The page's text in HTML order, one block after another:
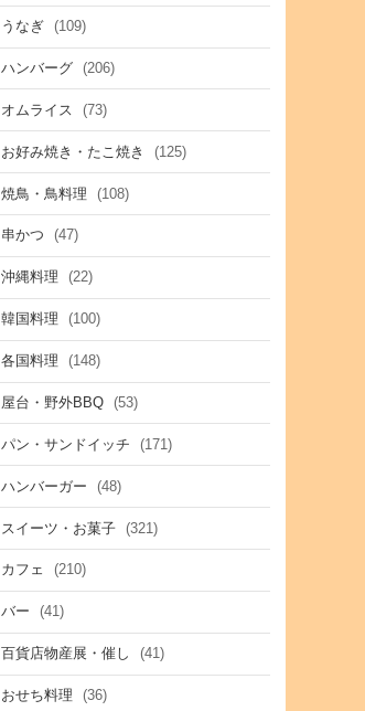
うなぎ (109)
ハンバーグ (206)
オムライス (73)
お好み焼き・たこ焼き (125)
焼鳥・鳥料理 (108)
串かつ (47)
沖縄料理 (22)
韓国料理 (100)
各国料理 (148)
屋台・野外BBQ (53)
パン・サンドイッチ (171)
ハンバーガー (48)
スイーツ・お菓子 (321)
カフェ (210)
バー (41)
百貨店物産展・催し (41)
おせち料理 (36)